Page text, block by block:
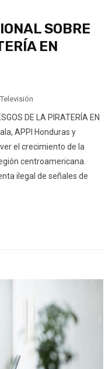
SOBRE
EN
Televisión
DE LA PIRATERÍA EN
APPI Honduras y
el crecimiento de la
centroamericana.
ilegal de señales de